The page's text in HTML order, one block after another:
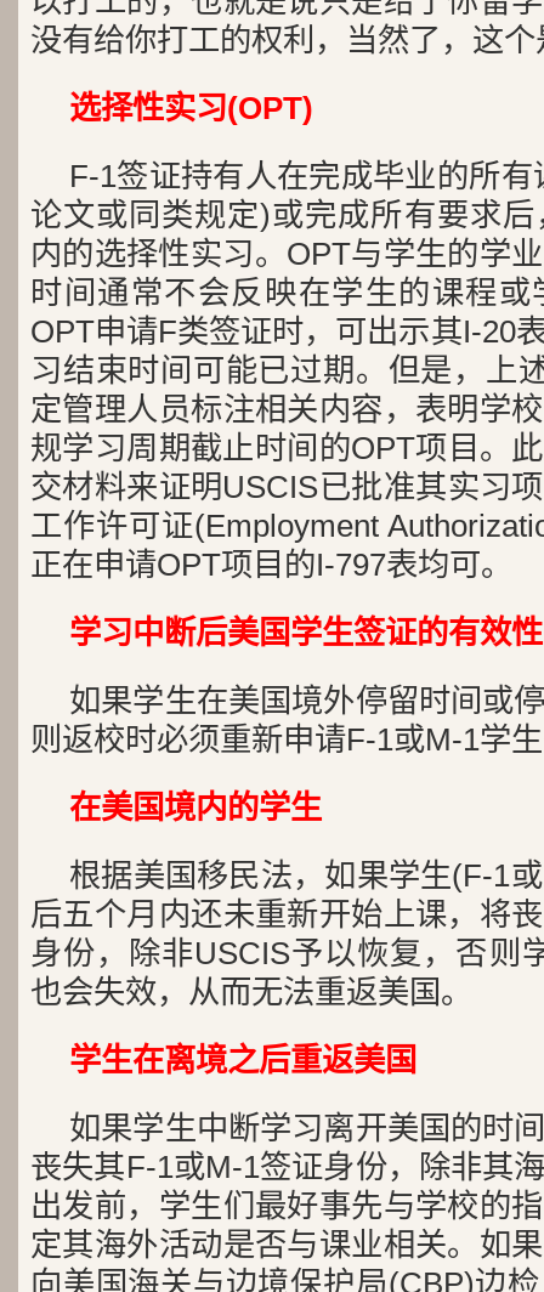
没有给你打工的权利，当然了，这
选择性实习(OPT)
F-1签证持有人在完成毕业的所
论文或同类规定)或完成所有要求
内的选择性实习。OPT与学生的学
时间通常不会反映在学生的课程
OPT申请F类签证时，可出示其I-20
习结束时间可能已过期。但是，上
定管理人员标注相关内容，表明学
规学习周期截止时间的OPT项目。
交材料来证明USCIS已批准其实习
工作许可证(Employment
正在申请OPT项目的I-797表均可。
学习中断后美国学生签证的有效性
如果学生在美国境外停留时间或
则返校时必须重新申请F-1或M-1学
在美国境内的学生
根据美国移民法，如果学生(F-1
后五个月内还未重新开始上课，将
身份，除非USCIS予以恢复，否则
也会失效，从而无法重返美国。
学生在离境之后重返美国
如果学生中断学习离开美国的时
丧失其F-1或M-1签证身份，除非其
出发前，学生们最好事先与学校的
定其海外活动是否与课业相关。如
向美国海关与边境保护局(CBP)边